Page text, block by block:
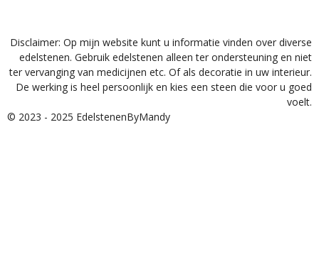
Disclaimer: Op mijn website kunt u informatie vinden over diverse
edelstenen. Gebruik edelstenen alleen ter ondersteuning en niet
ter vervanging van medicijnen etc. Of als decoratie in uw interieur.
De werking is heel persoonlijk en kies een steen die voor u goed
voelt.
© 2023 - 2025 EdelstenenByMandy